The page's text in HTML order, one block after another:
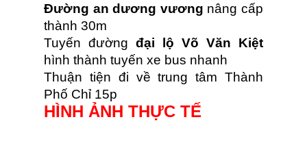
Đường an dương vương nâng cấp
thành 30m
Tuyến đường đại lộ Võ Văn Kiệt
hình thành tuyến xe bus nhanh
Thuận tiện đi về trung tâm Thành
Phố Chỉ 15p
HÌNH ẢNH THỰC TẾ